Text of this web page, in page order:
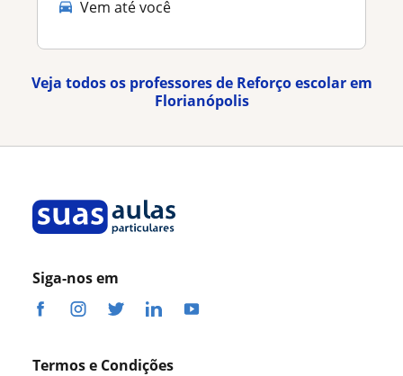
Vem até você
Veja todos os professores de Reforço escolar em
Florianópolis
Siga-nos em
Termos e Condições